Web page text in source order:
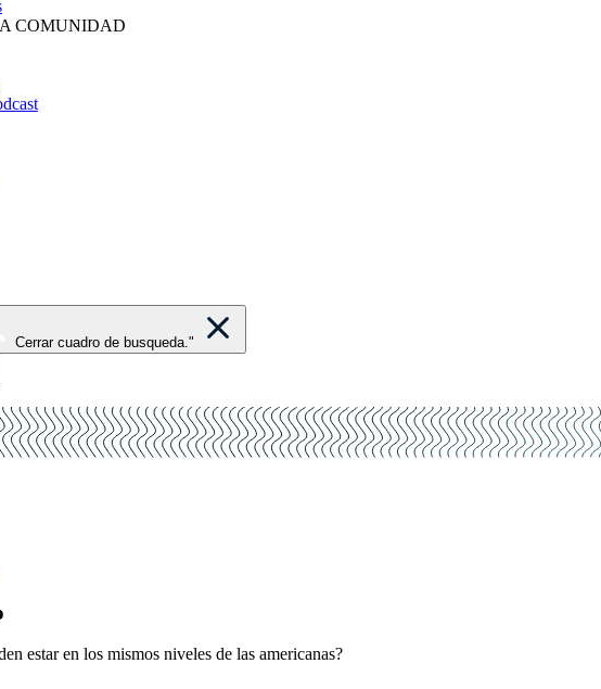
COMUNIDAD
Cerrar cuadro de busqueda."
estar en los mismos niveles de las americanas?